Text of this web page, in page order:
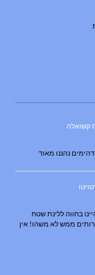
קשואלה
נהננו מאוד
בחווה ללינת שטח
ממש לא משהו! אין